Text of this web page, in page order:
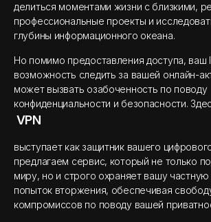
делиться моментами жизни с близкими,
профессиональные проекты и
глубины информационного океана.
Но помимо предоставления доступа, ваш
возможность следить за вашей онлайн-
может вызвать озабоченность по поводу
конфиденциальности и безопасности.
VPN
выступает как защитник вашего
предлагаем сервис, который не только
миру, но и строго охраняет вашу
попыток вторжения, обеспечивая
компромиссов по поводу вашей